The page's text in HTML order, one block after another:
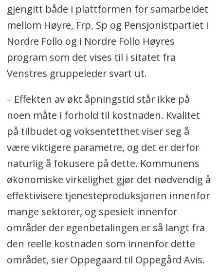
gjengitt både i plattformen for samarbeidet
mellom Høyre, Frp, Sp og Pensjonistpartiet i
Nordre Follo og i Nordre Follo Høyres
program som det vises til i sitatet fra
Venstres gruppeleder svart ut.
– Effekten av økt åpningstid står ikke på
noen måte i forhold til kostnaden. Kvalitet
på tilbudet og voksentetthet viser seg å
være viktigere parametre, og det er derfor
naturlig å fokusere på dette. Kommunens
økonomiske virkelighet gjør det nødvendig å
effektivisere tjenesteproduksjonen innenfor
mange sektorer, og spesielt innenfor
områder der egenbetalingen er så langt fra
den reelle kostnaden som innenfor dette
området, sier Oppegaard til Oppegård Avis.